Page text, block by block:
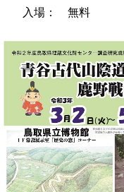
入場： 無料